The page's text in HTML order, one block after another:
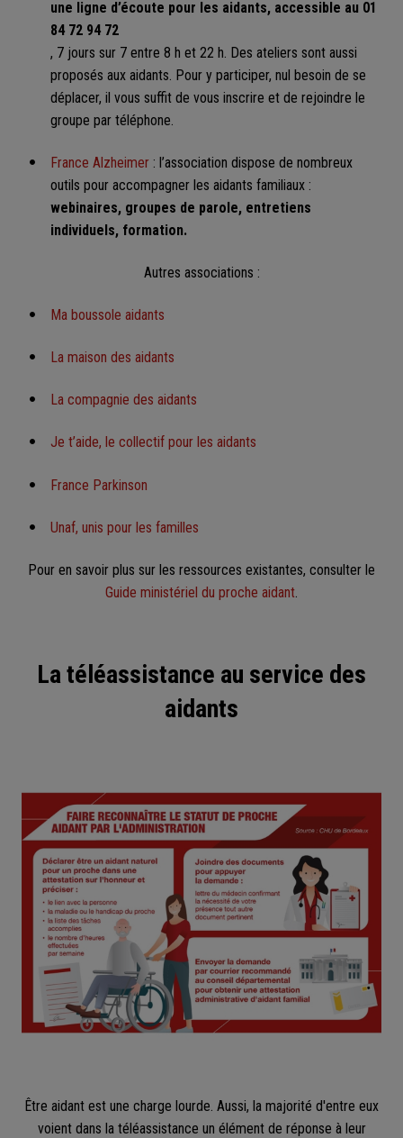
une ligne d’écoute pour les aidants, accessible au 01
84 72 94 72
, 7 jours sur 7 entre 8 h et 22 h. Des ateliers sont aussi
proposés aux aidants. Pour y participer, nul besoin de se
déplacer, il vous suffit de vous inscrire et de rejoindre le
groupe par téléphone.
France Alzheimer : l’association dispose de nombreux
outils pour accompagner les aidants familiaux :
webinaires, groupes de parole, entretiens
individuels, formation.
Autres associations :
Ma boussole aidants
La maison des aidants
La compagnie des aidants
Je t’aide, le collectif pour les aidants
France Parkinson
Unaf, unis pour les familles
Pour en savoir plus sur les ressources existantes, consulter le
Guide ministériel du proche aidant
La téléassistance au service des
aidants
Être aidant est une charge lourde. Aussi, la majorité d'entre eux
voient dans la téléassistance un élément de réponse à leur